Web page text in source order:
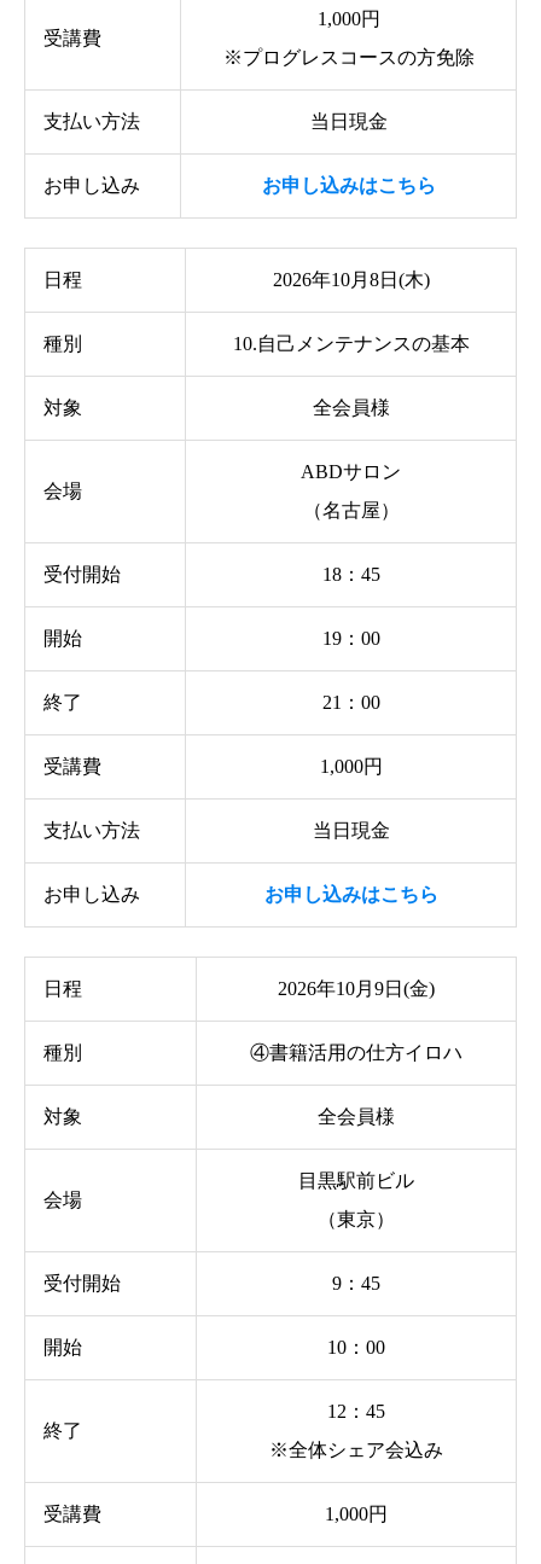
受講費
1,000円
※プログレスコースの方免除
支払い方法 当日現金
お申し込み お申し込みはこちら
日程 2026年10月8日(木)
種別 10.自己メンテナンスの基本
対象 全会員様
会場
ABDサロン
（名古屋）
受付開始 18：45
開始 19：00
終了 21：00
受講費 1,000円
支払い方法 当日現金
お申し込み お申し込みはこちら
日程 2026年10月9日(金)
種別 ④書籍活用の仕方イロハ
対象 全会員様
会場
目黒駅前ビル
（東京）
受付開始 9：45
開始 10：00
終了
12：45
※全体シェア会込み
受講費 1,000円